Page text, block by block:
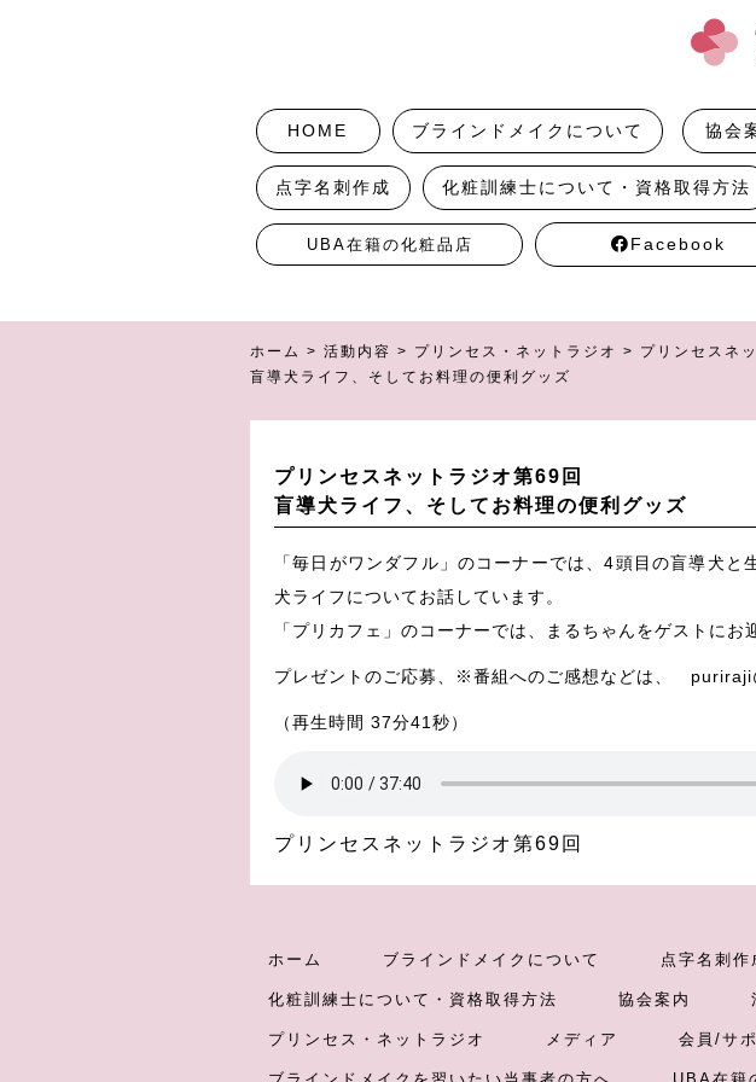
HOME ブラインドメイクについて 協会
点字名刺作成 化粧訓練士について・資格取得方法
UBA在籍の化粧品店 Facebook
ホーム > 活動内容 > プリンセス・ネットラジオ > プリンセスネ
盲導犬ライフ、そしてお料理の便利グッズ
プリンセスネットラジオ第69回
盲導犬ライフ、そしてお料理の便利グッズ
「毎日がワンダフル」のコーナーでは、4頭目の盲導犬
犬ライフについてお話しています。
「プリカフェ」のコーナーでは、まるちゃんをゲストに
プレゼントのご応募、※番組へのご感想などは、
（再生時間 37分41秒）
プリンセスネットラジオ第69回
ホーム ブラインドメイクについて 点字名刺作
化粧訓練士について・資格取得方法 協会案内
プリンセス・ネットラジオ メディア 会員/サ